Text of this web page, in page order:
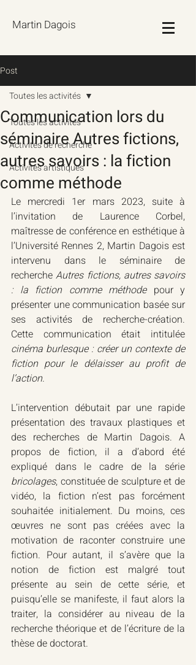
Martin Dagois
Post
Toutes les activités
Activités de recherche
Activités artistiques
Toutes les activités
Communication lors du
séminaire Autres fictions,
autres savoirs : la fiction
comme méthode
Le mercredi 1er mars 2023, suite à
l’invitation de Laurence Corbel,
maîtresse de conférence en esthétique à
l’Université Rennes 2, Martin Dagois est
intervenu dans le séminaire de
recherche Autres fictions, autres savoirs
: la fiction comme méthode pour y
présenter une communication basée sur
ses activités de recherche-création.
cinéma burlesque : créer un contexte de
fiction pour le délaisser au profit de
l’action.
L’intervention débutait par une rapide
présentation des travaux plastiques et
des recherches de Martin Dagois. A
propos de fiction, il a d’abord été
bricolages, constituée de sculpture et de
vidéo, la fiction n’est pas forcément
souhaitée initialement. Du moins, ces
œuvres ne sont pas créées avec la
motivation de raconter construire une
fiction. Pour autant, il s’avère que la
notion de fiction est malgré tout
présente au sein de cette série, et
puisqu’elle se manifeste, il faut alors la
traiter, la considérer au niveau de la
recherche théorique et de l’écriture de la
thèse de doctorat.